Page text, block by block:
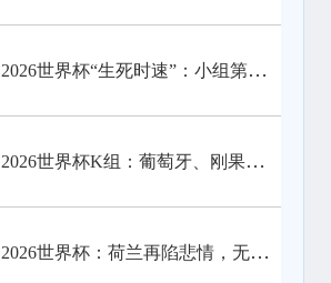
2026世界杯“生死时速”：小组第三的净胜球暗战
2026世界杯K组：葡萄牙、刚果（金）、乌兹别克、哥伦比亚
2026世界杯：荷兰再陷悲情，无冕之王的宿命仍在延续